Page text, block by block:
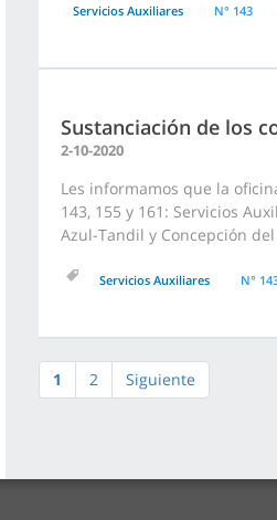
Servicios Auxiliares N° 143
Sustanciación de los
2-10-2020
Les informamos que la
143, 155 y 161: Servicios
Azul-Tandil y Concepción
Servicios Auxiliares N°
1 2 Siguiente